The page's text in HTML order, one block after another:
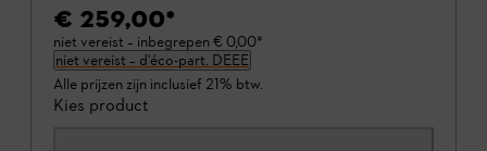
€ 259,00*
niet vereist – inbegrepen€ 0,00*
niet vereist – d'éco-part. DEEE
Alle prijzen zijn inclusief 21% btw.
Kies product